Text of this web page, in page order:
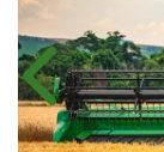
Anterior